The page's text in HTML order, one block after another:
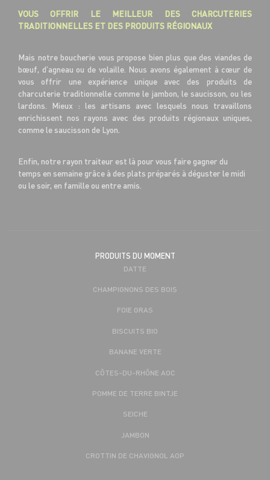
VOUS OFFRIR LE MEILLEUR DES CHARCUTERIES
TRADITIONNELLES ET DES PRODUITS RÉGIONAUX
Mais notre boucherie vous propose bien plus que des viandes de
bœuf, d’agneau ou de volaille. Nous avons également à cœur de
vous offrir une expérience unique avec des produits de
charcuterie traditionnelle comme le jambon, le saucisson, ou les
lardons. Mieux : les artisans avec lesquels nous travaillons
enrichissent nos rayons avec des produits régionaux uniques,
comme le saucisson de Lyon.
Enfin, notre rayon traiteur est là pour vous faire gagner du
temps en semaine grâce à des plats préparés à déguster le midi
ou le soir, en famille ou entre amis.
PRODUITS DU MOMENT
DATTE
CHAMPIGNONS DES BOIS
FOIE GRAS
BISCUITS BIO
BANANE VERTE
CÔTES-DU-RHÔNE AOC
POMME DE TERRE BINTJE
SEICHE
JAMBON
CROTTIN DE CHAVIGNOL AOP